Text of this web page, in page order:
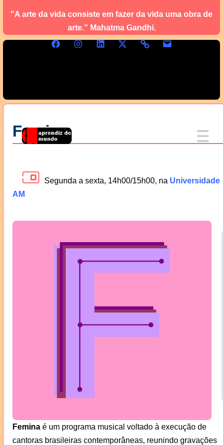
"A arte da vida consiste em fazer da vida uma obra de
arte." Mahatma Gandhi.
Femina
Segunda a sexta, 14h00/15h00, na Universidade
AM
Feminaé um programa musical voltado à execução de
cantoras brasileiras contemporâneas, reunindo gravações